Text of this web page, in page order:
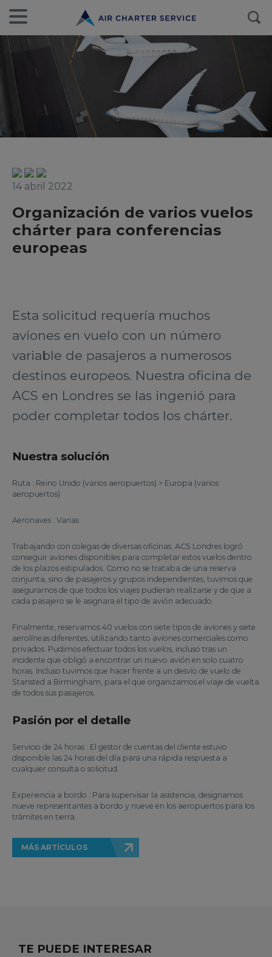
14 abril 2022
Organización de varios vuelos
chárter para conferencias
europeas
Esta solicitud requería muchos
aviones en vuelo con un número
variable de pasajeros a numerosos
destinos europeos. Nuestra oficina de
ACS en Londres se las ingenió para
poder completar todos los chárter.
Nuestra solución
Ruta : Reino Unido (varios aeropuertos) > Europa (varios
aeropuertos)
Aeronaves : Varias
Trabajando con colegas de diversas oficinas, ACS Londres logró
conseguir aviones disponibles para completar estos vuelos dentro
de los plazos estipulados. Como no se trataba de una reserva
conjunta, sino de pasajeros y grupos independientes, tuvimos que
asegurarnos de que todos los viajes pudieran realizarse y de que a
cada pasajero se le asignara el tipo de avión adecuado.
Finalmente, reservamos 40 vuelos con siete tipos de aviones y siete
aerolíneas diferentes, utilizando tanto aviones comerciales como
privados. Pudimos efectuar todos los vuelos, incluso tras un
incidente que obligó a encontrar un nuevo avión en solo cuatro
horas. Incluso tuvimos que hacer frente a un desvío de vuelo de
Stansted a Birmingham, para el que organizamos el viaje de vuelta
de todos sus pasajeros.
Pasión por el detalle
Servicio de 24 horas : El gestor de cuentas del cliente estuvo
disponible las 24 horas del día para una rápida respuesta a
cualquier consulta o solicitud.
Experiencia a bordo : Para supervisar la asistencia, designamos
nueve representantes a bordo y nueve en los aeropuertos para los
trámites en tierra.
MÁS ARTÍCULOS
TE PUEDE INTERESAR